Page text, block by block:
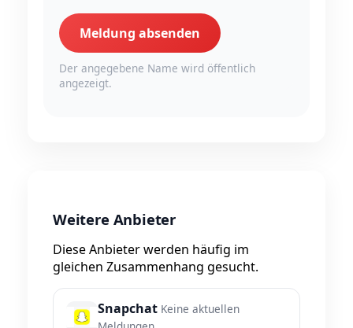
Meldung absenden
Der angegebene Name wird öffentlich
angezeigt.
Weitere Anbieter
Diese Anbieter werden häufig im
gleichen Zusammenhang gesucht.
Snapchat Keine aktuellen